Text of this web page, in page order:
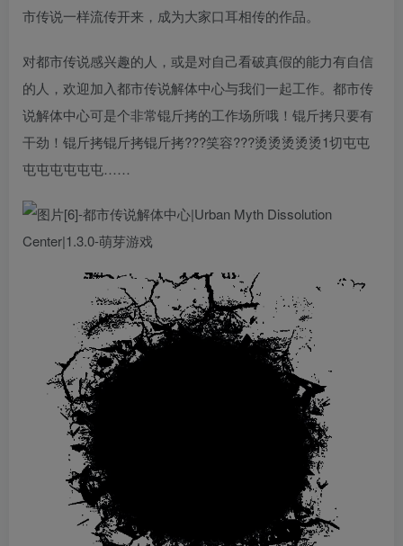
市传说一样流传开来，成为大家口耳相传的作品。
对都市传说感兴趣的人，或是对自己看破真假的能力有自信
的人，欢迎加入都市传说解体中心与我们一起工作。都市传
说解体中心可是个非常锟斤拷的工作场所哦！锟斤拷只要有
干劲！锟斤拷锟斤拷锟斤拷???笑容???烫烫烫烫烫1切屯屯
屯屯屯屯屯屯……